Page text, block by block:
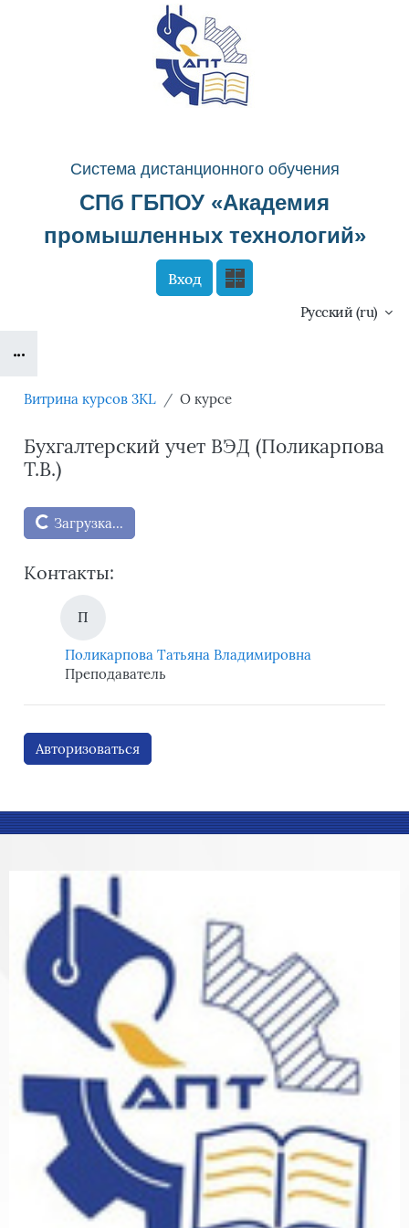
Перейти к основному содержанию
Система дистанционного обучения
СПб ГБПОУ «Академия
промышленных технологий»
Вход
Русский ‎(ru)‎
Витрина курсов 3KL О курсе
Бухгалтерский учет ВЭД (Поликарпова
Т.В.)
Блоки
Загрузка...
Контакты:
П
Поликарпова Татьяна Владимировна
Преподаватель
Авторизоваться
Блоки